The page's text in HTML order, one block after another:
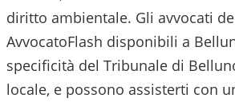
diritto ambientale. Gli avvocati
AvvocatoFlash disponibili a
specificità del Tribunale di
locale, e possono assisterti con